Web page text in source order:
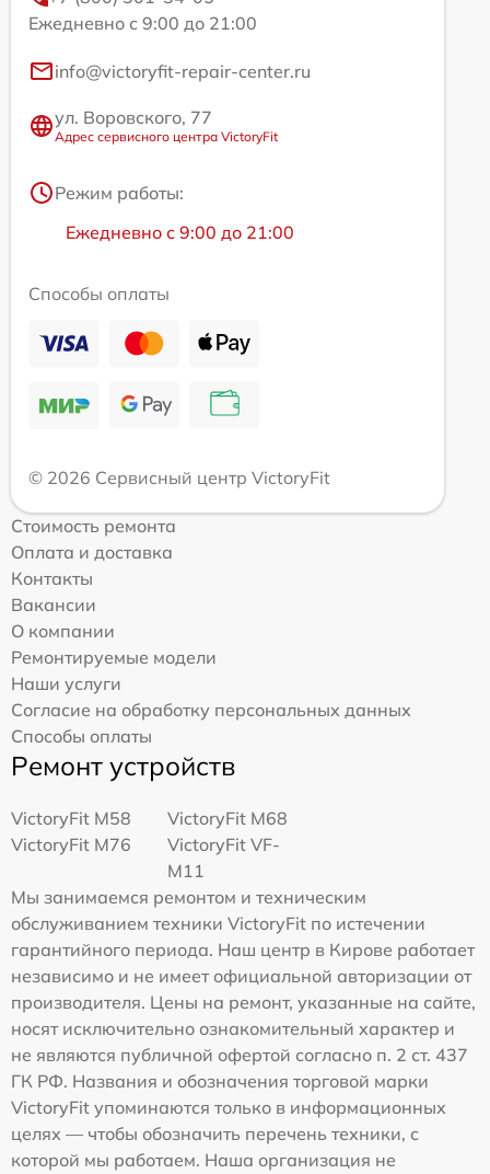
Ежедневно с 9:00 до 21:00
info@victoryfit-repair-center.ru
ул. Воровского, 77
Адрес сервисного центра VictoryFit
Режим работы:
Ежедневно с 9:00 до 21:00
Способы оплаты
© 2026 Сервисный центр VictoryFit
Стоимость ремонта
Оплата и доставка
Контакты
Вакансии
О компании
Ремонтируемые модели
Наши услуги
Согласие на обработку персональных данных
Способы оплаты
Ремонт устройств
VictoryFit M58
VictoryFit M68
VictoryFit M76
VictoryFit VF-
M11
Мы занимаемся ремонтом и техническим
обслуживанием техники VictoryFit по истечении
гарантийного периода. Наш центр в Кирове работает
независимо и не имеет официальной авторизации от
производителя. Цены на ремонт, указанные на сайте,
носят исключительно ознакомительный характер и
не являются публичной офертой согласно п. 2 ст. 437
ГК РФ. Названия и обозначения торговой марки
VictoryFit упоминаются только в информационных
целях — чтобы обозначить перечень техники, с
которой мы работаем. Наша организация не